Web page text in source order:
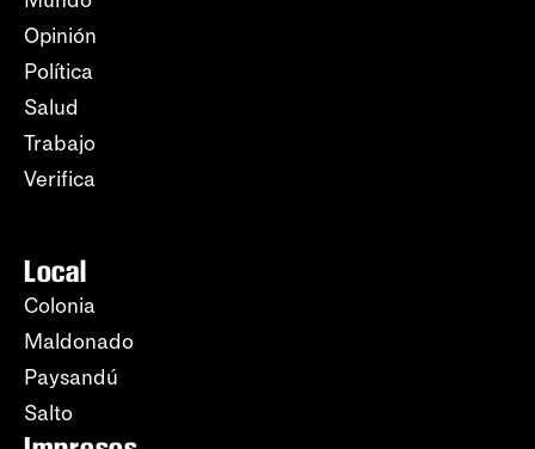
Opinión
Política
Salud
Trabajo
Verifica
Local
Colonia
Maldonado
Paysandú
Salto